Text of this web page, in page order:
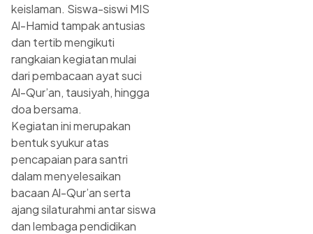
keislaman. Siswa-siswi MIS
Al-Hamid tampak antusias
dan tertib mengikuti
rangkaian kegiatan mulai
dari pembacaan ayat suci
Al-Qur’an, tausiyah, hingga
doa bersama.
Kegiatan ini merupakan
bentuk syukur atas
pencapaian para santri
dalam menyelesaikan
bacaan Al-Qur’an serta
ajang silaturahmi antar siswa
dan lembaga pendidikan